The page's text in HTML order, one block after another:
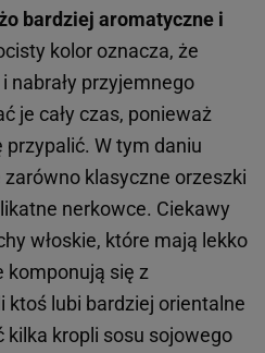
bardziej aromatyczne i
kolor oznacza, że
nabrały przyjemnego
je cały czas, ponieważ
W tym daniu
klasyczne orzeszki
nerkowce. Ciekawy
włoskie, które mają lekko
komponują się z
lubi bardziej orientalne
kilka kropli sosu sojowego